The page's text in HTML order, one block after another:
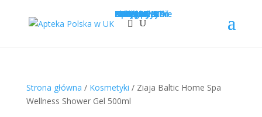
Sklep
Opcje wysyłki
Kategorie
LEKI
SUPLEMENTY
KOSMETYKI
PROMOCJE
Krótka data
Zadaj pytanie
Nowości!
0 £0.00
Strona główna / Kosmetyki / Ziaja Baltic Home Spa
Wellness Shower Gel 500ml